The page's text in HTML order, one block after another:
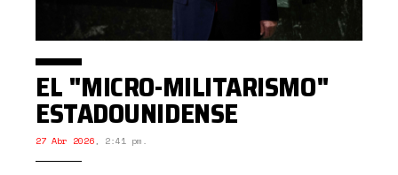
EL "MICRO-MILITARISMO"
ESTADOUNIDENSE
27 Abr 2026, 2:41 pm.